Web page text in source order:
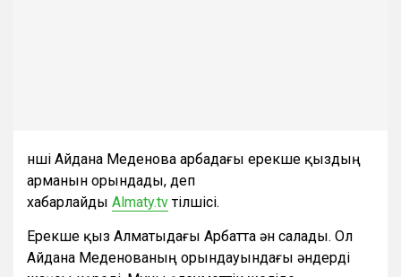
Әнші Айдана Меденова арбадағы ерекше қыздың
арманын орындады, деп
хабарлайды Almaty.tvтілшісі.
Ерекше қыз Алматыдағы Арбатта ән салады. Ол
Айдана Меденованың орындауындағы әндерді